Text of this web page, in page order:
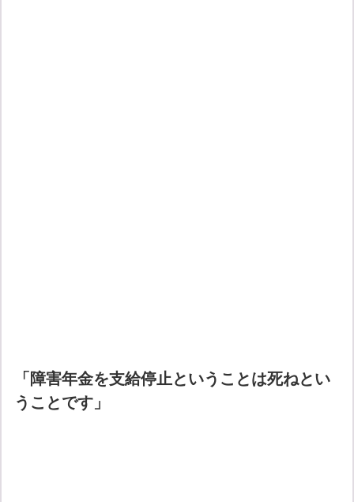
「障害年金を支給停止ということは死ねとい
うことです」